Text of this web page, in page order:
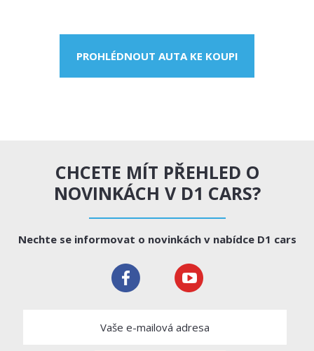
PROHLÉDNOUT AUTA KE KOUPI
CHCETE MÍT PŘEHLED O
NOVINKÁCH V D1 CARS?
Nechte se informovat o novinkách v nabídce D1 cars